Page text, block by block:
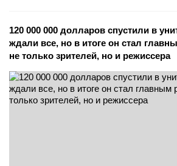
120 000 000 долларов спустили в
ждали все, но в итоге он стал
не только зрителей, но и режиссера